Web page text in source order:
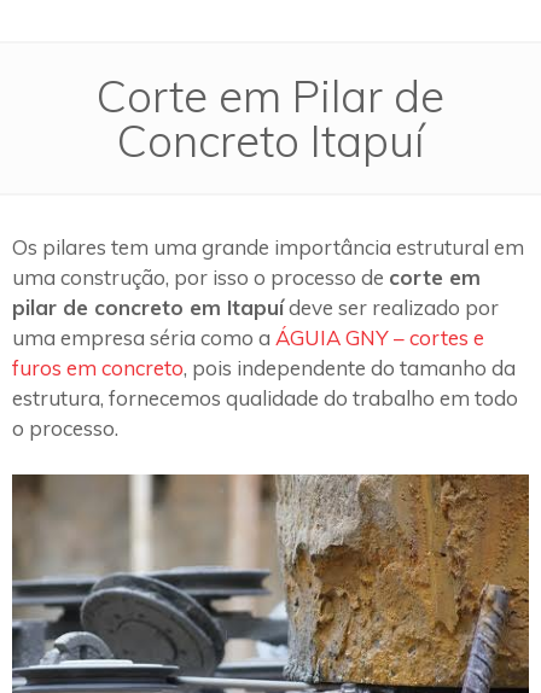
Corte em Pilar de
Concreto Itapuí
Os pilares tem uma grande importância estrutural em
uma construção, por isso o processo de corte em
pilar de concreto em Itapuídeve ser realizado por
uma empresa séria como a ÁGUIA GNY – cortes e
furos em concreto, pois independente do tamanho da
estrutura, fornecemos qualidade do trabalho em todo
o processo.